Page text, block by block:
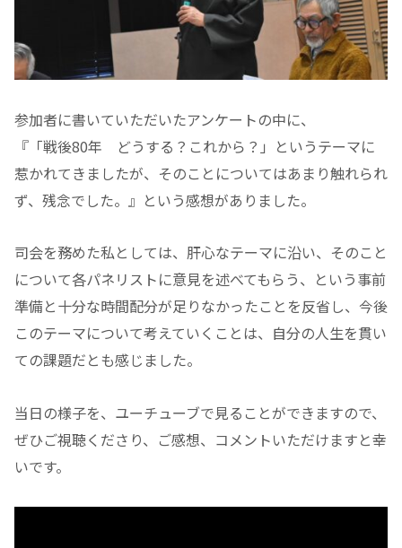
参加者に書いていただいたアンケートの中に、
『「戦後80年 どうする？これから？」というテーマに
惹かれてきましたが、そのことについてはあまり触れられ
ず、残念でした。』という感想がありました。
司会を務めた私としては、肝心なテーマに沿い、そのこと
について各パネリストに意見を述べてもらう、という事前
準備と十分な時間配分が足りなかったことを反省し、今後
このテーマについて考えていくことは、自分の人生を貫い
ての課題だとも感じました。
当日の様子を、ユーチューブで見ることができますので、
ぜひご視聴くださり、ご感想、コメントいただけますと幸
いです。